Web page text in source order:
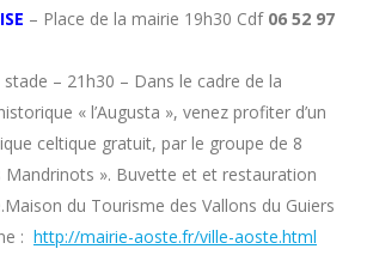
– Place de la mairie 19h30 Cdf 06 52 97
stade – 21h30 – Dans le cadre de la
« l’Augusta », venez profiter d’un
celtique gratuit, par le groupe de 8
Mandrinots ». Buvette et et restauration
du Tourisme des Vallons du Guiers
: http://mairie-aoste.fr/ville-aoste.html